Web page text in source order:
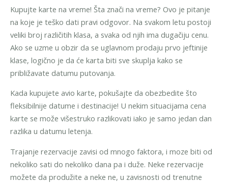
Kupujte karte na vreme! Šta znači na vreme? Ovo je pitanje
na koje je teško dati pravi odgovor. Na svakom letu postoji
veliki broj različitih klasa, a svaka od njih ima dugačiju cenu.
Ako se uzme u obzir da se uglavnom prodaju prvo jeftinije
klase, logično je da će karta biti sve skuplja kako se
približavate datumu putovanja.
Kada kupujete avio karte, pokušajte da obezbedite što
fleksibilnije datume i destinacije! U nekim situacijama cena
karte se može višestruko razlikovati iako je samo jedan dan
razlika u datumu letenja.
Trajanje rezervacije zavisi od mnogo faktora, i moze biti od
nekoliko sati do nekoliko dana pa i duže. Neke rezervacije
možete da produžite a neke ne, u zavisnosti od trenutne